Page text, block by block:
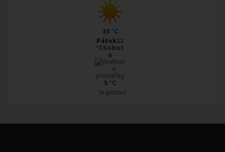
30 °C
Pátek11
°CSobot
a
5 °C
In-počasí